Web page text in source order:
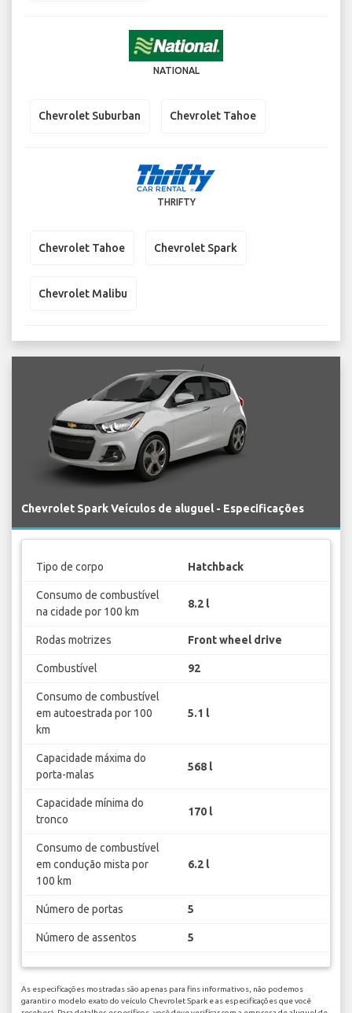
NATIONAL
Chevrolet Suburban Chevrolet Tahoe
THRIFTY
Chevrolet Tahoe Chevrolet Spark
Chevrolet Malibu
Chevrolet Spark Veículos de aluguel - Especificações
Tipo de corpo Hatchback
Consumo de combustível
na cidade por 100 km
8.2 l
Rodas motrizes Front wheel drive
Combustível 92
Consumo de combustível
em autoestrada por 100
km
5.1 l
Capacidade máxima do
porta-malas
568 l
Capacidade mínima do
tronco
170 l
Consumo de combustível
em condução mista por
100 km
6.2 l
Número de portas 5
Número de assentos 5
As especificações mostradas são apenas para fins informativos, não podemos
garantir o modelo exato do veículo Chevrolet Spark e as especificações que você